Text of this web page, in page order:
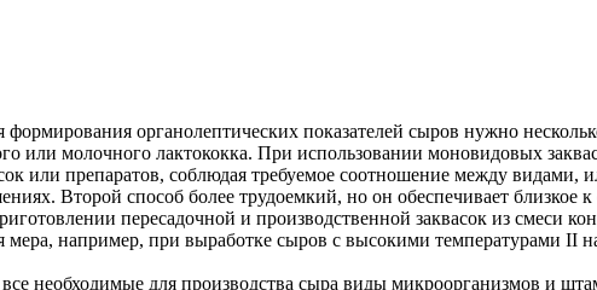
органолептических показателей сыров нужно
или молочного лактококка. При использовании моновидовых
или препаратов, соблюдая требуемое соотношение между видами,
Второй способ более трудоемкий, но он обеспечивает
пересадочной и производственной заквасок из смеси
например, при выработке сыров с высокими температурами II
необходимые для производства сыра виды микроорганизмов и